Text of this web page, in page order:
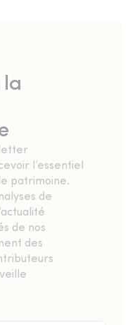
l’essentiel
patrimoine.
de
de nos
des